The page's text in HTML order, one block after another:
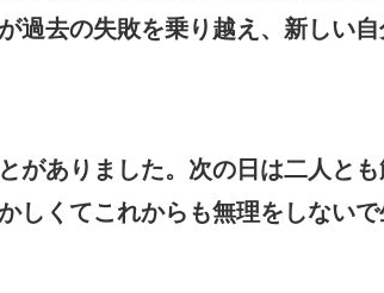
過去の失敗を乗り越え、新しい
がありました。次の日は二人と
しくてこれからも無理をしない